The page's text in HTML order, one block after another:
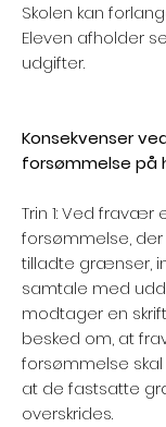
Skolen kan
Eleven afholder
udgifter.
Konsekvenser
forsømmelse på
Trin 1: Ved fravær
forsømmelse,
tilladte grænser,
samtale med
modtager en
besked om, at
forsømmelse
at de fastsatte
overskrides.